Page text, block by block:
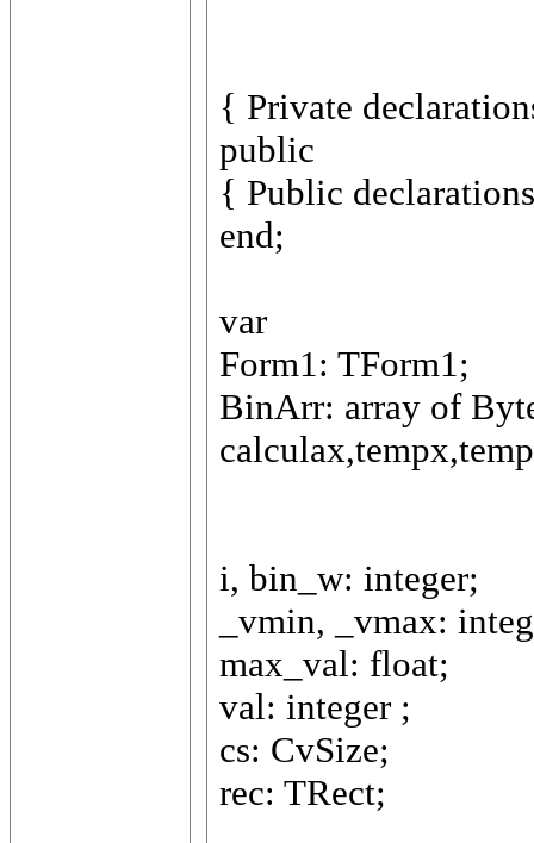
{ Private
public
{ Public
end;
var
Form1: TForm1;
BinArr: array of
i, bin_w: integer;
_vmin, _vmax:
max_val: float;
val: integer ;
cs: CvSize;
rec: TRect;